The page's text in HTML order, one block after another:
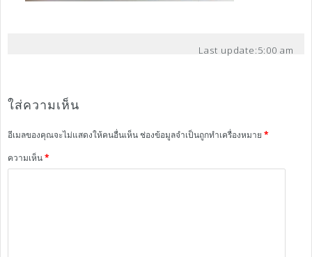
Last update:5:00 am
ใส่ความเห็น
อีเมลของคุณจะไม่แสดงให้คนอื่นเห็นช่องข้อมูลจำเป็นถูกทำเครื่องหมาย *
ความเห็น*